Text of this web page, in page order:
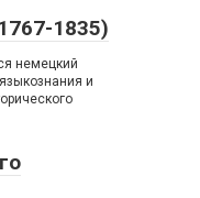
1835)
немецкий
и